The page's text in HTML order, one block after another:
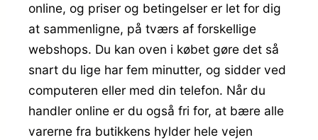
online, og priser og betingelser er let for dig
at sammenligne, på tværs af forskellige
webshops. Du kan oven i købet gøre det så
snart du lige har fem minutter, og sidder ved
computeren eller med din telefon. Når du
handler online er du også fri for, at bære alle
varerne fra butikkens hylder hele vejen